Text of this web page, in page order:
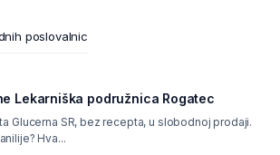
poslovalnic
Lekarniška podružnica Rogatec
Glucerna SR, bez recepta, u slobodnoj prodaji.
Hva...